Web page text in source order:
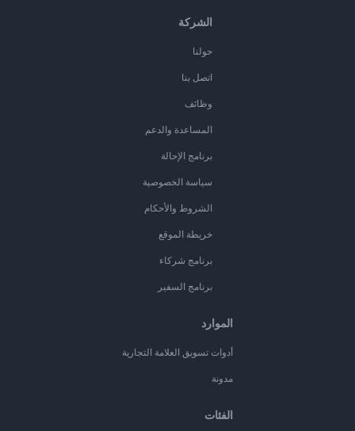
الشركة
حولنا
اتصل بنا
وظائف
المساعدة والدعم
برنامج الإحالة
سياسة الخصوصية
الشروط والأحكام
خريطة الموقع
برنامج شركاء
برنامج السفير
الموارد
أدوات تسويق العلامة التجارية
مدونة
الفئات